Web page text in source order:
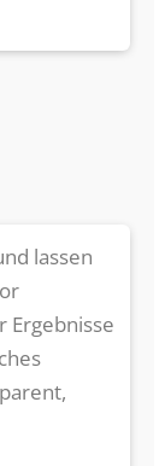
lassen
Ergebnisse